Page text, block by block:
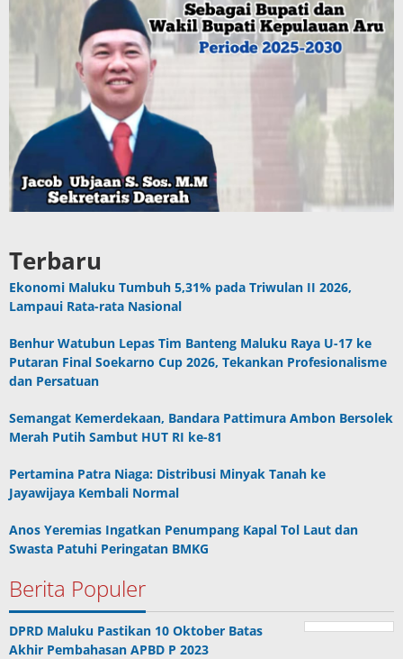
Terbaru
Ekonomi Maluku Tumbuh 5,31% pada Triwulan II 2026,
Lampaui Rata-rata Nasional
Benhur Watubun Lepas Tim Banteng Maluku Raya U-17 ke
Putaran Final Soekarno Cup 2026, Tekankan Profesionalisme
dan Persatuan
Semangat Kemerdekaan, Bandara Pattimura Ambon Bersolek
Merah Putih Sambut HUT RI ke-81
Pertamina Patra Niaga: Distribusi Minyak Tanah ke
Jayawijaya Kembali Normal
Anos Yeremias Ingatkan Penumpang Kapal Tol Laut dan
Swasta Patuhi Peringatan BMKG
Berita Populer
DPRD Maluku Pastikan 10 Oktober Batas
Akhir Pembahasan APBD P 2023